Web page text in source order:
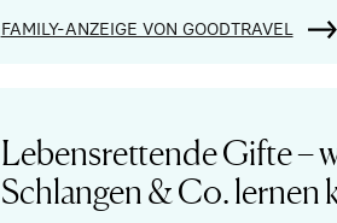
FAMILY-ANZEIGE VON GOODTRAVEL
Lebensrettende Gifte –
Schlangen & Co. lernen